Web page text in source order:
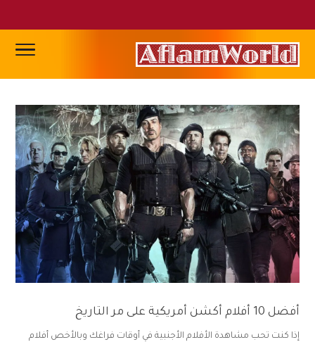
أفضل 10 أفلام أكشن أمريكية على مر التاريخ
إذا كنت تحب مشاهدة الأفلام الأجنبية في أوقات فراغك وبالأخص أفلام